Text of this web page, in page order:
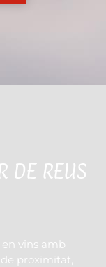
DE REUS
en vins amb
proximitat,